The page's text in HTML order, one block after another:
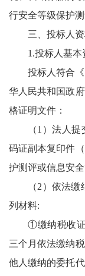
行安全等级保护测
三、投标人
1.投标人基本
投标人符合
华人民共和国政
格证明文件：
（1）法人
码证副本复印件
护测评或信息安
（2）依法
列材料:
①缴纳税收
三个月依法缴纳
他人缴纳的委托